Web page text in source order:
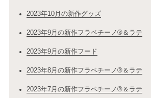
2023年10月の新作グッズ
2023年9月の新作フラペチーノ®＆ラテ
2023年9月の新作フード
2023年8月の新作フラペチーノ®＆ラテ
2023年7月の新作フラペチーノ®＆ラテ